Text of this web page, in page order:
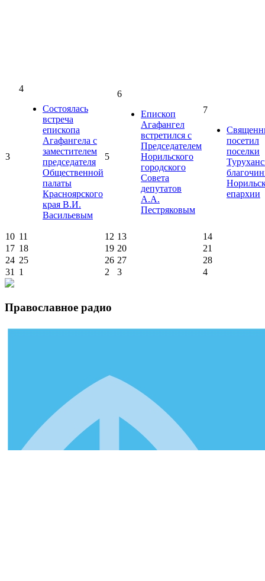
3
4
Состоялась
встреча
епископа
Агафангела с
заместителем
председателя
Общественной
палаты
Красноярского
края В.И.
Васильевым
5
6
Епископ
Агафангел
встретился с
Председателем
Норильского
городского
Совета
депутатов
А.А.
Пестряковым
7
посетил
поселки
епархии
10 11 12 13
14
17 18 19 20
21
24 25 26 27
28
31 1 2 3 4
Православное радио